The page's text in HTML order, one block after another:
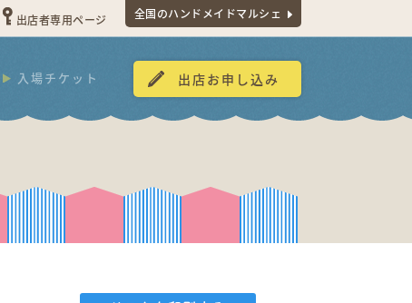
出店者専用ページ 全国のハンドメイドマルシェ
入場チケット 出店お申し込み